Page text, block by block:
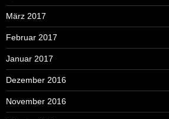
März 2017
Februar 2017
Januar 2017
Dezember 2016
November 2016